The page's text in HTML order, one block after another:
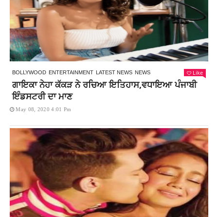
BOLLYWOOD ENTERTAINMENT LATEST NEWS NEWS Like
ਗਾਇਕਾ ਨੇਹਾ ਕੱਕੜ ਨੇ ਰਚਿਆ ਇਤਿਹਾਸ,ਵਧਾਇਆ ਪੰਜਾਬੀ
ਇੰਡਸਟਰੀ ਦਾ ਮਾਣ
May 08, 2020 4:01 Pm